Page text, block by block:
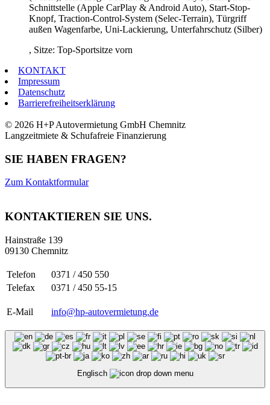
Schnittstelle (Apple CarPlay & Android Auto), Start-Stop-
Knopf, Traction-Control-System (Selec-Terrain), Türgriff
außen Wagenfarbe, Uni-Lackierung, Unterfahrschutz (Silber)
, Sitze: Top-Sportsitze vorn
KONTAKT
Impressum
Datenschutz
Barrierefreiheitserklärung
© 2026 H+P Autovermietung GmbH Chemnitz
Langzeitmiete & Schufafreie Finanzierung
SIE HABEN FRAGEN?
Zum Kontaktformular
KONTAKTIEREN SIE UNS.
Hainstraße 139
09130 Chemnitz
Telefon
0371 / 450 550
Telefax
0371 / 450 55-15
E-Mail info@hp-autovermietung.de
Englisch